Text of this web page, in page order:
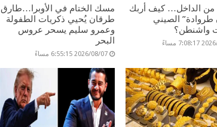
من الداخل… كيف أربك
الصيني
واشنطن؟
مساءً
مسك الختام في الأوبرا…طارق
طرقان يُحيي ذكريات الطفولة
وعمرو سليم يسحر عروس
البحر
2026/08/07 6:55:15 مساءً